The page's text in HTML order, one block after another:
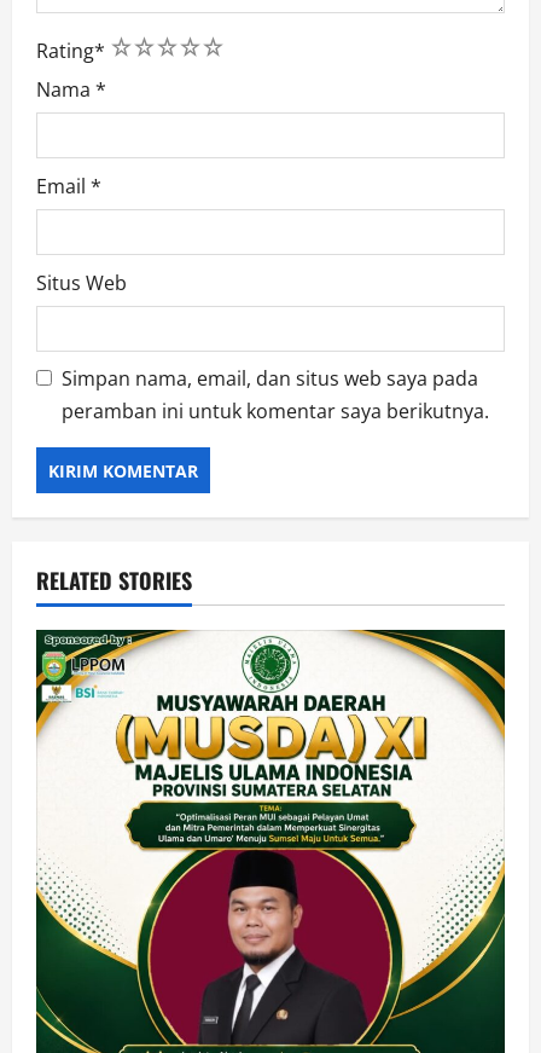
Rating* 5
4
3
2
1
Nama *
Email *
Situs Web
Simpan nama, email, dan situs web saya pada
peramban ini untuk komentar saya berikutnya.
RELATED STORIES